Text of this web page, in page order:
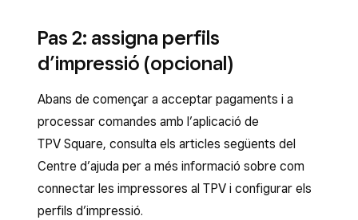
Obtén
per descarregar l’aplicació.
contrasenya del compte de Square o crea
un compte.
TPV Square:
TPV Square.
per descarregar l’aplicació.
Inicia la sessió amb l’adreça electrònica i la
contrasenya del compte de Square o crea
un compte.
Pas 2: assigna perfils
d’impressió (opcional)
Abans de començar a acceptar pagaments i a
processar comandes amb l’aplicació de
TPV Square, consulta els articles següents del
Centre d’ajuda per a més informació sobre com
connectar les impressores al TPV i configurar els
perfils d’impressió.